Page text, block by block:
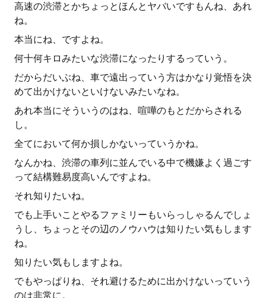
高速の渋滞とかちょっとほんとヤバいですもんね、あれ
ね。
本当にね、ですよね。
何十何キロみたいな渋滞になったりするっていう。
だからだいぶね、車で遠出っていう方はかなり覚悟を決
めて出かけないといけないみたいなね。
あれ本当にそういうのはね、喧嘩のもとだからされる
し。
全てにおいて何か損しかないっていうかね。
なんかね、渋滞の車列に並んでいる中で機嫌よく過ごす
って結構難易度高いんですよね。
それ知りたいね。
でも上手いことやるファミリーもいらっしゃるんでしょ
うし、ちょっとその辺のノウハウは知りたい気もします
ね。
知りたい気もしますよね。
でもやっぱりね、それ避けるために出かけないっていう
のは非常に。